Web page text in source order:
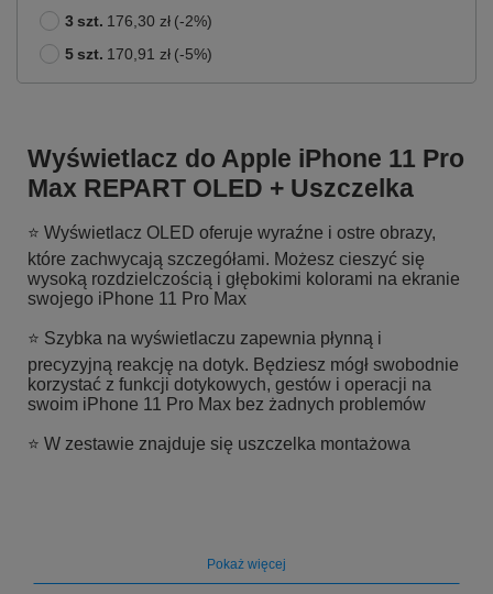
3 szt. 176,30 zł (-2%)
5szt. 170,91 zł (-5%)
Wyświetlacz do Apple iPhone 11 Pro
Max REPART OLED + Uszczelka
⭐ Wyświetlacz OLED oferuje wyraźne i ostre obrazy,
które zachwycają szczegółami. Możesz cieszyć się
wysoką rozdzielczością i głębokimi kolorami na ekranie
swojego iPhone 11 Pro Max
⭐ Szybka na wyświetlaczu zapewnia płynną i
precyzyjną reakcję na dotyk. Będziesz mógł swobodnie
korzystać z funkcji dotykowych, gestów i operacji na
swoim iPhone 11 Pro Max bez żadnych problemów
⭐ W zestawie znajduje się uszczelka montażowa
➡️ Wyświetlacz do Apple iPhone 11
Pokaż więcej